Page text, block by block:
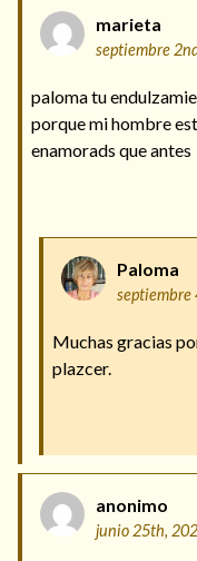
marieta
septiembre
paloma tu
porque mi hombre
enamorads que antes
Paloma
septiembre
Muchas gracias
plazcer.
anonimo
junio 25th,